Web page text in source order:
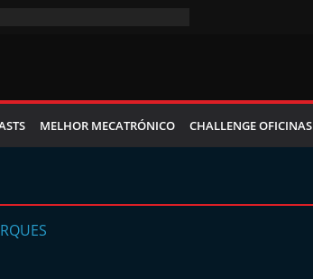
MELHOR MECATRÓNICO CHALLENGE OFICINAS